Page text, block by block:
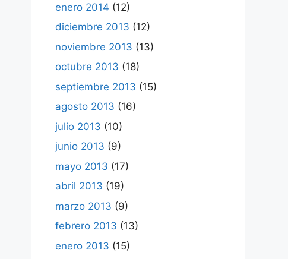
enero 2014 (12)
diciembre 2013 (12)
noviembre 2013 (13)
octubre 2013 (18)
septiembre 2013 (15)
agosto 2013 (16)
julio 2013 (10)
junio 2013 (9)
mayo 2013 (17)
abril 2013 (19)
marzo 2013 (9)
febrero 2013 (13)
enero 2013 (15)